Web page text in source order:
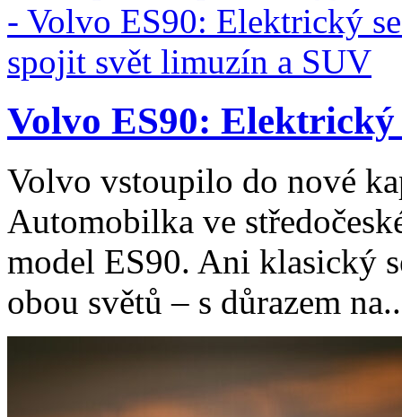
Volvo ES90: Elektrický
Volvo vstoupilo do nové
Automobilka ve
model ES90. Ani klasický
obou světů – s důrazem